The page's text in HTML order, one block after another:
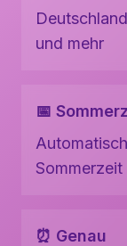
und mehr
📅
Sommerzeit
⏰ Genau